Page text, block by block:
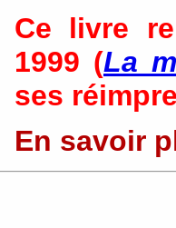
Ce livre
1999 (La
ses
En savoir